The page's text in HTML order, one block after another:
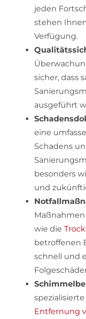
jeden
stehen
Verfügung.
sicher, dass
ausgeführt
eine
Schadens
besonders
und
wie die
betroffenen
schnell und
Entfernung